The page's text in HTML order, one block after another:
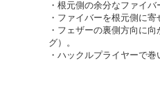
・根元側の余分なファイバ
・ファイバーを根元側に
・フェザーの裏側方向に
グ）。
・ハックルプライヤーで